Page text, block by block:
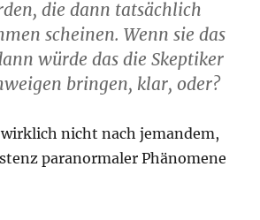
die dann tatsächlich
scheinen. Wenn sie das
würde das die Skeptiker
bringen, klar, oder?
nicht nach jemandem,
paranormaler Phänomene